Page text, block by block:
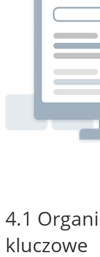
4.1
kluczowe